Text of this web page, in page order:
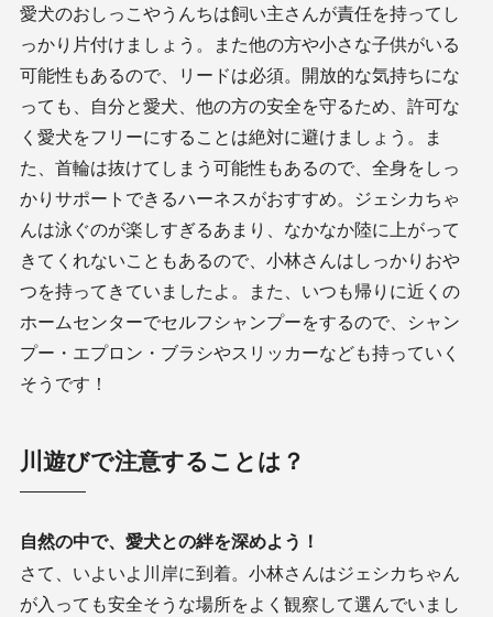
愛犬のおしっこやうんちは飼い主さんが責任を持ってし
っかり片付けましょう。また他の方や小さな子供がいる
可能性もあるので、リードは必須。開放的な気持ちにな
っても、自分と愛犬、他の方の安全を守るため、許可な
く愛犬をフリーにすることは絶対に避けましょう。ま
た、首輪は抜けてしまう可能性もあるので、全身をしっ
かりサポートできるハーネスがおすすめ。ジェシカちゃ
んは泳ぐのが楽しすぎるあまり、なかなか陸に上がって
きてくれないこともあるので、小林さんはしっかりおや
つを持ってきていましたよ。また、いつも帰りに近くの
ホームセンターでセルフシャンプーをするので、シャン
プー・エプロン・ブラシやスリッカーなども持っていく
そうです！
川遊びで注意することは？
自然の中で、愛犬との絆を深めよう！
さて、いよいよ川岸に到着。小林さんはジェシカちゃん
が入っても安全そうな場所をよく観察して選んでいまし